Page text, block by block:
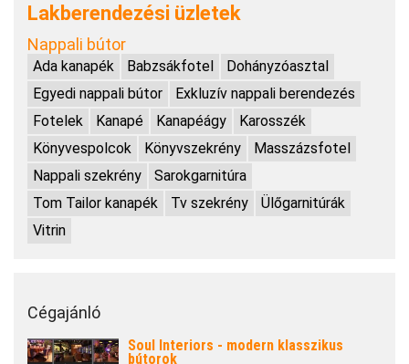
Lakberendezési üzletek
Nappali bútor
Ada kanapék Babzsákfotel
Dohányzóasztal
Egyedi nappali bútor
Exkluzív nappali berendezés
Fotelek
Kanapé Kanapéágy
Karosszék
Könyvespolcok
Könyvszekrény
Masszázsfotel
Nappali szekrény
Sarokgarnitúra
Tom Tailor kanapék
Tv szekrény
Ülőgarnitúrák
Vitrin
Cégajánló
Soul Interiors - modern klasszikus
bútorok